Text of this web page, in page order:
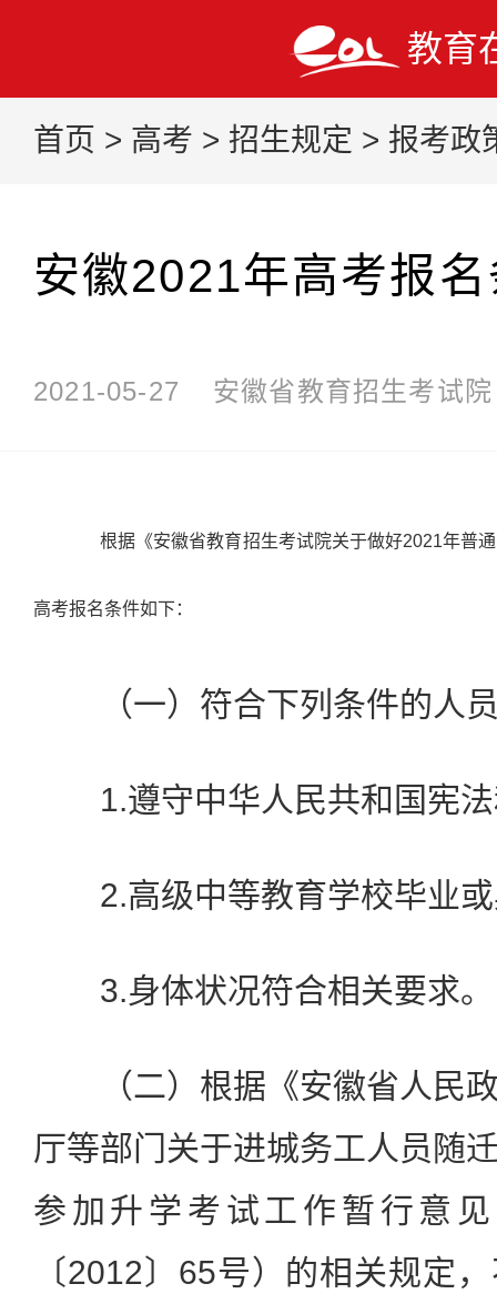
教育
首页 > 高考 > 招生规定 > 报考政
安徽2021年高考报
2021-05-27 安徽省教育招生考试院
根据《安徽省教育招生考试院关于做好2021年普
高考报名条件如下：
（一）符合下列条件的人员
1.遵守中华人民共和国宪法
2.高级中等教育学校毕业或
3.身体状况符合相关要求。
（二）根据《安徽省人民政
厅等部门关于进城务工人员随
参加升学考试工作暂行意
〔2012〕65号）的相关规定